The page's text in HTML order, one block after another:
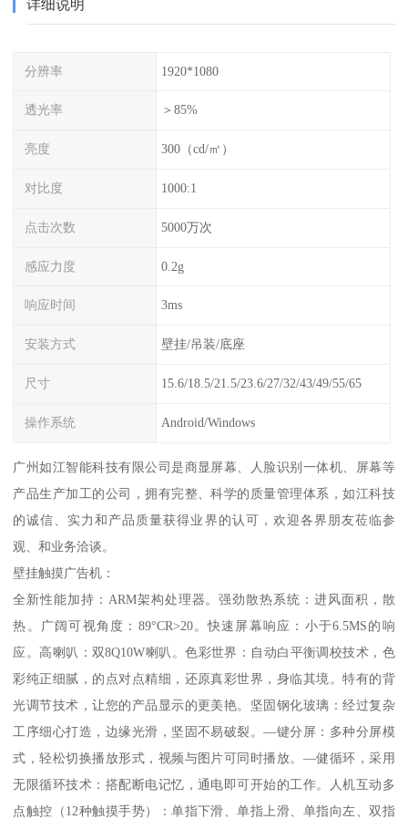
详细说明
分辨率 1920*1080
透光率 ＞85%
亮度 300（cd/㎡）
对比度 1000:1
点击次数 5000万次
感应力度 0.2g
响应时间 3ms
安装方式 壁挂/吊装/底座
尺寸 15.6/18.5/21.5/23.6/27/32/43/49/55/65
操作系统 Android/Windows
广州如江智能科技有限公司是商显屏幕、人脸识别一体机、屏幕等
产品生产加工的公司，拥有完整、科学的质量管理体系，如江科技
的诚信、实力和产品质量获得业界的认可，欢迎各界朋友莅临参
观、和业务洽谈。
壁挂触摸广告机：
全新性能加持：ARM架构处理器。强劲散热系统：进风面积，散
热。广阔可视角度：89°CR>20。快速屏幕响应：小于6.5MS的响
应。高喇叭：双8Q10W喇叭。色彩世界：自动白平衡调校技术，色
彩纯正细腻，的点对点精细，还原真彩世界，身临其境。特有的背
光调节技术，让您的产品显示的更美艳。坚固钢化玻璃：经过复杂
工序细心打造，边缘光滑，坚固不易破裂。—键分屏：多种分屏模
式，轻松切换播放形式，视频与图片可同时播放。—健循环，采用
无限循环技术：搭配断电记忆，通电即可开始的工作。人机互动多
点触控（12种触摸手势）：单指下滑、单指上滑、单指向左、双指